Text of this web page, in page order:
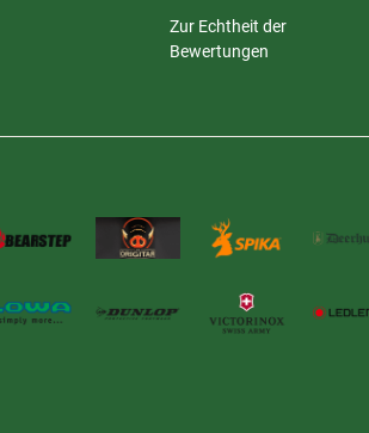
Zur Echtheit der
Bewertungen